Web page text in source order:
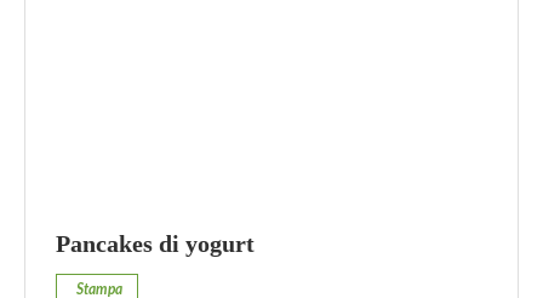
Pancakes di yogurt
Stampa